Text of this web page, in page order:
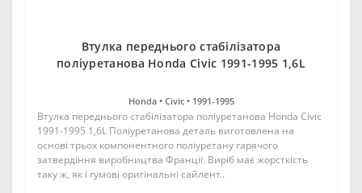
Втулка переднього стабілізатора
поліуретанова Honda Civic 1991-1995 1,6L
Honda • Civic • 1991-1995
Втулка переднього стабілізатора поліуретанова Honda Civic
1991-1995 1,6L Поліуретанова деталь виготовлена на
основі трьох компонентного поліуретану гарячого
затвердіння виробництва Франції. Виріб має жорсткість
таку ж, як і гумові оригінальні сайлент..